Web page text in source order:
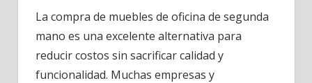
La compra de muebles de oficina de segunda
mano es una excelente alternativa para
reducir costos sin sacrificar calidad y
funcionalidad. Muchas empresas y